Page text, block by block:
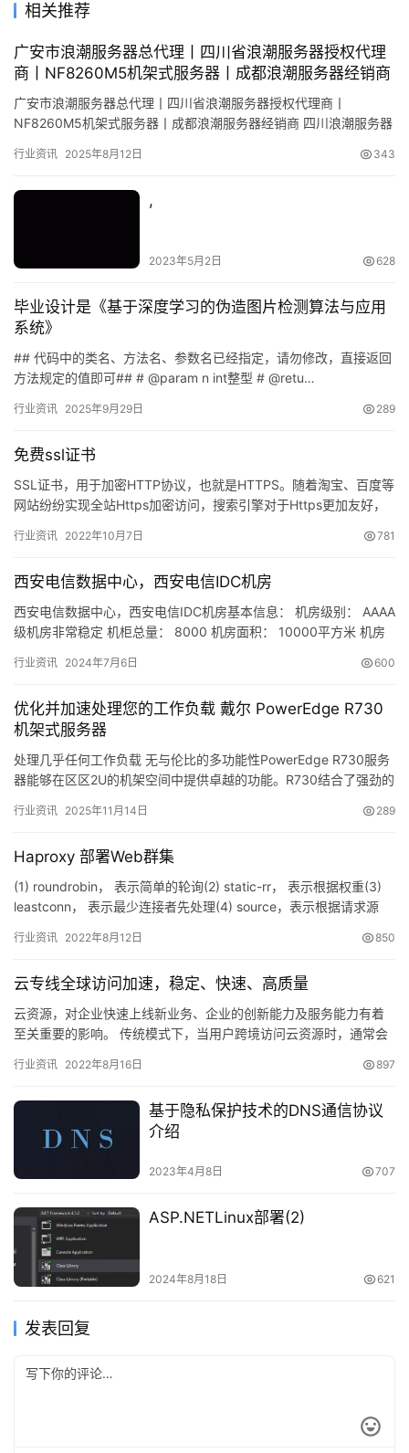
相关推荐
广安市浪潮服务器总代理丨四川省浪潮服务器授权代理
商丨NF8260M5机架式服务器丨成都浪潮服务器经销商
广安市浪潮服务器总代理丨四川省浪潮服务器授权代理商丨
NF8260M5机架式服务器丨成都浪潮服务器经销商 四川浪潮服务器
丨…
行业资讯 2025年8月12日 343
,
2023年5月2日 628
毕业设计是《基于深度学习的伪造图片检测算法与应用
系统》
## 代码中的类名、方法名、参数名已经指定，请勿修改，直接返回
方法规定的值即可## # @param n int整型 # @retu…
行业资讯 2025年9月29日 289
免费ssl证书
SSL证书，用于加密HTTP协议，也就是HTTPS。随着淘宝、百度等
网站纷纷实现全站Https加密访问，搜索引擎对于Https更加友好，
行业资讯 2022年10月7日 781
西安电信数据中心，西安电信IDC机房
西安电信数据中心，西安电信IDC机房基本信息： 机房级别： AAAA
级机房非常稳定 机柜总量： 8000 机房面积： 10000平方米 机房
行业资讯 2024年7月6日 600
优化并加速处理您的工作负载 戴尔 PowerEdge R730
机架式服务器
处理几乎任何工作负载 无与伦比的多功能性PowerEdge R730服务
器能够在区区2U的机架空间中提供卓越的功能。R730结合了强劲的
行业资讯 2025年11月14日 289
Haproxy 部署Web群集
(1) roundrobin， 表示简单的轮询(2) static-rr， 表示根据权重(3)
leastconn， 表示最少连接者先处理(4) source，表示根据请求源
行业资讯 2022年8月12日 850
云专线全球访问加速，稳定、快速、高质量
云资源，对企业快速上线新业务、企业的创新能力及服务能力有着
至关重要的影响。 传统模式下，当用户跨境访问云资源时，通常会
下，用…
行业资讯 2022年8月16日 897
基于隐私保护技术的DNS通信协议
介绍
2023年4月8日 707
ASP.NETLinux部署(2)
2024年8月18日 621
发表回复